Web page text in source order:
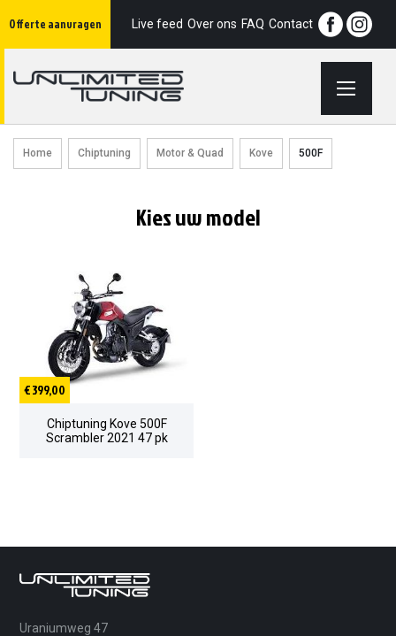
Offerte aanvragen
naarLive feed Over ons FAQ Contact
Home Chiptuning Motor & Quad Kove 500F
Kies uw model
€ 399,00
Chiptuning Kove 500F
Scrambler 2021 47 pk
Uraniumweg 47